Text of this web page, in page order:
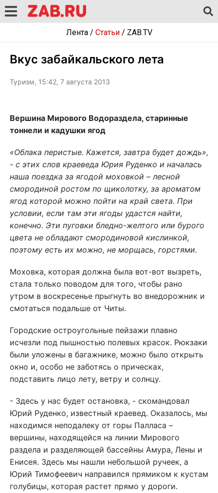
Лента/ Статьи/ ZAB.TV
Вкус забайкальского лета
Туризм, 15:42, 7 августа 2013
Вершина Мирового Водораздела, старинные
тоннели и кадушки ягод
«Облака перистые. Кажется, завтра будет дождь»,
- с этих слов краеведа Юрия Руденко и началась
наша поездка за ягодой моховкой – лесной
смородиной ростом по щиколотку, за ароматом
ягод которой можно пойти на край света. При
условии, если там эти ягоды удастся найти,
конечно. Эти пуговки бледно-желтого или бурого
цвета не обладают смородиновой кислинкой,
поэтому есть их можно, не морщась, горстями.
Моховка, которая должна была вот-вот вызреть,
стала только поводом для того, чтобы рано
утром в воскресенье прыгнуть во внедорожник и
смотаться подальше от Читы.
Городские остроугольные пейзажи плавно
исчезли под пышностью полевых красок. Рюкзаки
были уложены в багажнике, можно было открыть
окно и, особо не заботясь о прическах,
подставить лицо лету, ветру и солнцу.
- Здесь у нас будет остановка, - скомандовал
Юрий Руденко, известный краевед. Оказалось, мы
находимся неподалеку от горы Палласа –
вершины, находящейся на линии Мирового
раздела и разделяющей бассейны Амура, Лены и
Енисея. Здесь мы нашли небольшой ручеек, а
Юрий Тимофеевич направился прямиком к кустам
голубицы, которая растет прямо у дороги.